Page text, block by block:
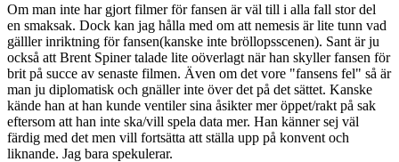
Om man inte har gjort filmer för fansen är väl till i alla fall stor del
en smaksak. Dock kan jag hålla med om att nemesis är lite tunn vad
gälller inriktning för fansen(kanske inte bröllopsscenen). Sant är ju
också att Brent Spiner talade lite oöverlagt när han skyller fansen för
brit på succe av senaste filmen. Även om det vore "fansens fel" så är
man ju diplomatisk och gnäller inte över det på det sättet. Kanske
kände han at han kunde ventiler sina åsikter mer öppet/rakt på sak
eftersom att han inte ska/vill spela data mer. Han känner sej väl
färdig med det men vill fortsätta att ställa upp på konvent och
liknande. Jag bara spekulerar.